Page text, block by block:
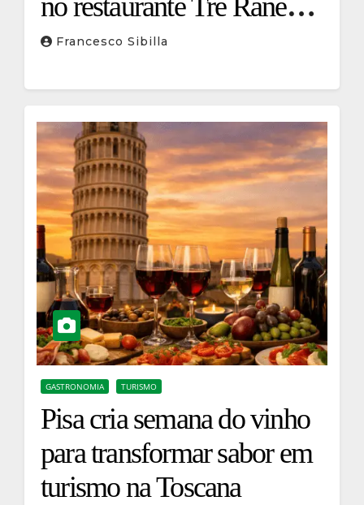
no restaurante Tre Rane
Ruffino 1877
Francesco Sibilla
GASTRONOMIA TURISMO
Pisa cria semana do vinho
para transformar sabor em
turismo na Toscana